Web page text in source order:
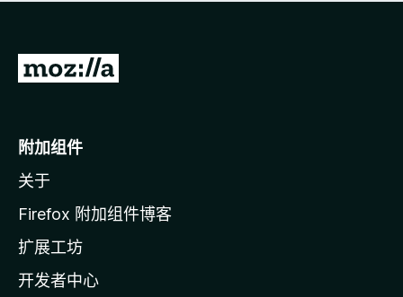
无
转
o
i
l
a
主
附加组件
关于
Firefox 附加组件博客
扩展工坊
开发者中心